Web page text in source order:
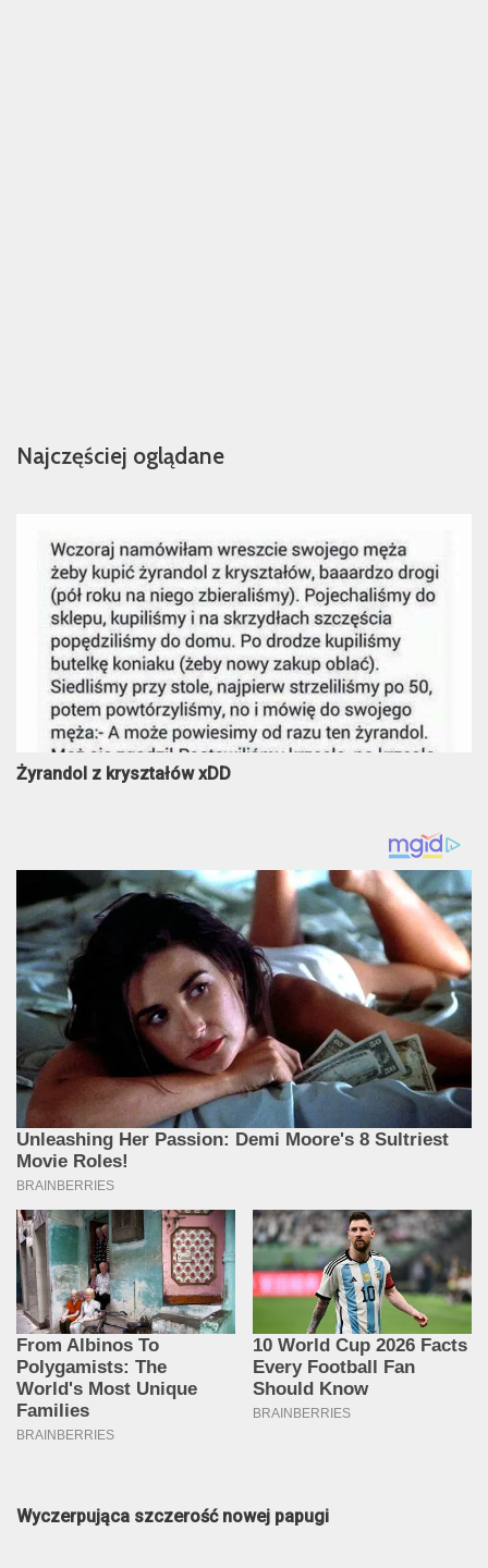
Najczęściej oglądane
Żyrandol z kryształów xDD
Wyczerpująca szczerość nowej papugi